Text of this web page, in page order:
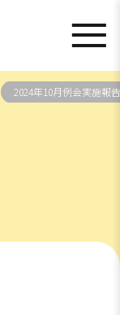
2024年10月例会実施報